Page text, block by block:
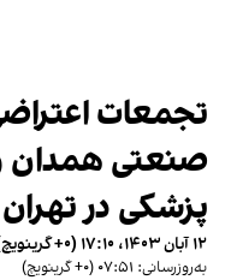
تجمعات
صنعتی همدان
پزشکی در تهران
۱۲ آبان ۱۴۰۳، ۱۷:۱۰ (‎+۰ گرینویچ)
به‌روزرسانی: ۰۷:۵۱ (‎+۰ گرینویچ)